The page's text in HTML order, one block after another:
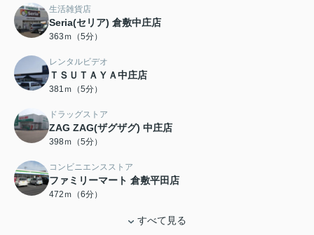
生活雑貨店
Seria(セリア) 倉敷中庄店
363ｍ（5分）
レンタルビデオ
ＴＳＵＴＡＹＡ中庄店
381ｍ（5分）
ドラッグストア
ZAG ZAG(ザグザグ) 中庄店
398ｍ（5分）
コンビニエンスストア
ファミリーマート 倉敷平田店
472ｍ（6分）
すべて見る